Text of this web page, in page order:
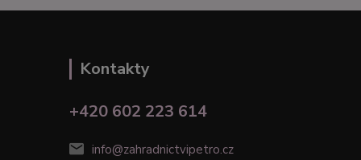
Kontakty
+420 602 223 614
info@zahradnictvipetro.cz